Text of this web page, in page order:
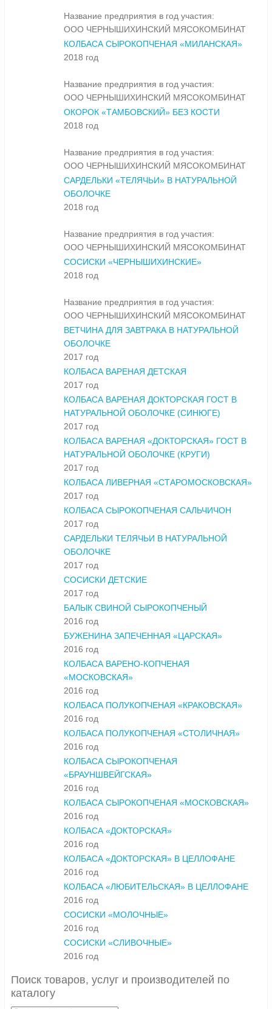
Название предприятия в год участия:
ООО ЧЕРНЫШИХИНСКИЙ МЯСОКОМБИНАТ
КОЛБАСА СЫРОКОПЧЕНАЯ «МИЛАНСКАЯ»
2018 год
Название предприятия в год участия:
ООО ЧЕРНЫШИХИНСКИЙ МЯСОКОМБИНАТ
ОКОРОК «ТАМБОВСКИЙ» БЕЗ КОСТИ
2018 год
Название предприятия в год участия:
ООО ЧЕРНЫШИХИНСКИЙ МЯСОКОМБИНАТ
САРДЕЛЬКИ «ТЕЛЯЧЬИ» В НАТУРАЛЬНОЙ
ОБОЛОЧКЕ
2018 год
Название предприятия в год участия:
ООО ЧЕРНЫШИХИНСКИЙ МЯСОКОМБИНАТ
СОСИСКИ «ЧЕРНЫШИХИНСКИЕ»
2018 год
Название предприятия в год участия:
ООО ЧЕРНЫШИХИНСКИЙ МЯСОКОМБИНАТ
ВЕТЧИНА ДЛЯ ЗАВТРАКА В НАТУРАЛЬНОЙ
ОБОЛОЧКЕ
2017 год
КОЛБАСА ВАРЕНАЯ ДЕТСКАЯ
2017 год
КОЛБАСА ВАРЕНАЯ ДОКТОРСКАЯ ГОСТ В
НАТУРАЛЬНОЙ ОБОЛОЧКЕ (СИНЮГЕ)
2017 год
КОЛБАСА ВАРЕНАЯ «ДОКТОРСКАЯ» ГОСТ В
НАТУРАЛЬНОЙ ОБОЛОЧКЕ (КРУГИ)
2017 год
КОЛБАСА ЛИВЕРНАЯ «СТАРОМОСКОВСКАЯ»
2017 год
КОЛБАСА СЫРОКОПЧЕНАЯ САЛЬЧИЧОН
2017 год
САРДЕЛЬКИ ТЕЛЯЧЬИ В НАТУРАЛЬНОЙ
ОБОЛОЧКЕ
2017 год
СОСИСКИ ДЕТСКИЕ
2017 год
БАЛЫК СВИНОЙ СЫРОКОПЧЕНЫЙ
2016 год
БУЖЕНИНА ЗАПЕЧЕННАЯ «ЦАРСКАЯ»
2016 год
КОЛБАСА ВАРЕНО-КОПЧЕНАЯ
«МОСКОВСКАЯ»
2016 год
КОЛБАСА ПОЛУКОПЧЕНАЯ «КРАКОВСКАЯ»
2016 год
КОЛБАСА ПОЛУКОПЧЕНАЯ «СТОЛИЧНАЯ»
2016 год
КОЛБАСА СЫРОКОПЧЕНАЯ
«БРАУНШВЕЙГСКАЯ»
2016 год
КОЛБАСА СЫРОКОПЧЕНАЯ «МОСКОВСКАЯ»
2016 год
КОЛБАСА «ДОКТОРСКАЯ»
2016 год
КОЛБАСА «ДОКТОРСКАЯ» В ЦЕЛЛОФАНЕ
2016 год
КОЛБАСА «ЛЮБИТЕЛЬСКАЯ» В ЦЕЛЛОФАНЕ
2016 год
СОСИСКИ «МОЛОЧНЫЕ»
2016 год
СОСИСКИ «СЛИВОЧНЫЕ»
2016 год
Поиск товаров, услуг и производителей по
каталогу